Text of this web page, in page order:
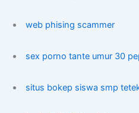
web phising scammer
sex porno tante umur 30
situs bokep siswa smp